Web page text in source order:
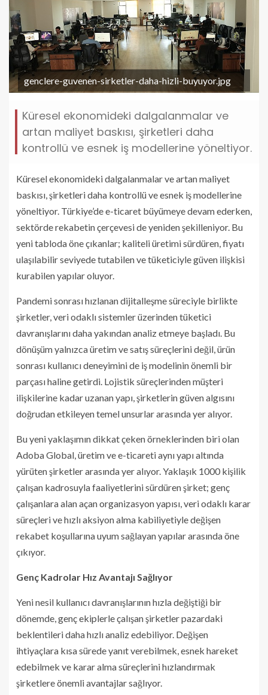
genclere-guvenen-sirketler-daha-hizli-buyuyor.jpg
Küresel ekonomideki dalgalanmalar ve
artan maliyet baskısı, şirketleri daha
kontrollü ve esnek iş modellerine yöneltiyor.
Küresel ekonomideki dalgalanmalar ve artan maliyet
baskısı, şirketleri daha kontrollü ve esnek iş modellerine
yöneltiyor. Türkiye’de e-ticaret büyümeye devam ederken,
sektörde rekabetin çerçevesi de yeniden şekilleniyor. Bu
yeni tabloda öne çıkanlar; kaliteli üretimi sürdüren, fiyatı
ulaşılabilir seviyede tutabilen ve tüketiciyle güven ilişkisi
kurabilen yapılar oluyor.
Pandemi sonrası hızlanan dijitalleşme süreciyle birlikte
şirketler, veri odaklı sistemler üzerinden tüketici
davranışlarını daha yakından analiz etmeye başladı. Bu
dönüşüm yalnızca üretim ve satış süreçlerini değil, ürün
sonrası kullanıcı deneyimini de iş modelinin önemli bir
parçası haline getirdi. Lojistik süreçlerinden müşteri
ilişkilerine kadar uzanan yapı, şirketlerin güven algısını
doğrudan etkileyen temel unsurlar arasında yer alıyor.
Bu yeni yaklaşımın dikkat çeken örneklerinden biri olan
Adoba Global, üretim ve e-ticareti aynı yapı altında
yürüten şirketler arasında yer alıyor. Yaklaşık 1000 kişilik
çalışan kadrosuyla faaliyetlerini sürdüren şirket; genç
çalışanlara alan açan organizasyon yapısı, veri odaklı karar
süreçleri ve hızlı aksiyon alma kabiliyetiyle değişen
rekabet koşullarına uyum sağlayan yapılar arasında öne
çıkıyor.
Genç Kadrolar Hız Avantajı Sağlıyor
Yeni nesil kullanıcı davranışlarının hızla değiştiği bir
dönemde, genç ekiplerle çalışan şirketler pazardaki
beklentileri daha hızlı analiz edebiliyor. Değişen
ihtiyaçlara kısa sürede yanıt verebilmek, esnek hareket
edebilmek ve karar alma süreçlerini hızlandırmak
şirketlere önemli avantajlar sağlıyor.